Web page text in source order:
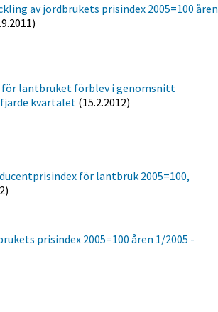
av jordbrukets prisindex 2005=100 åren
för lantbruket förblev i genomsnitt
kvartalet (15.2.2012)
för lantbruk 2005=100,
prisindex 2005=100 åren 1/2005 -